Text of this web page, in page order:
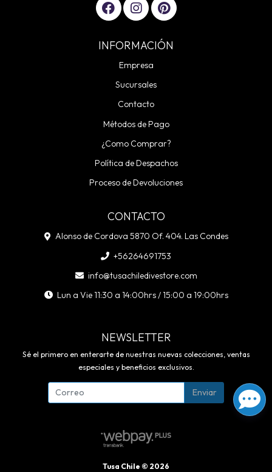
INFORMACIÓN
Empresa
Sucursales
Contacto
Métodos de Pago
¿Como Comprar?
Política de Despachos
Proceso de Devoluciones
CONTACTO
Alonso de Cordova 5870 Of. 404. Las Condes
+56264691753
info@tusachiledivestore.com
Lun a Vie 11:30 a 14:00hrs / 15:00 a 19:00hrs
NEWSLETTER
Sé el primero en enterarte de nuestras nuevas colecciones, ventas
especiales y beneficios exclusivos.
Enviar
Tusa Chile © 2026